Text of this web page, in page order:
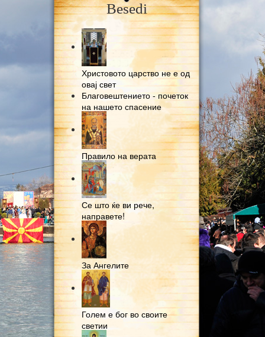
Besedi
Христовото царство не е од
овај свет
Благовештението - почеток
на нашето спасение
Правило на верата
Се што ќе ви рече,
направете!
За Ангелите
Голем е бог во своите
светии